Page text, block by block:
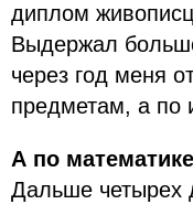
диплом
Выдержал
через год меня
предметам, а по
А по
Дальше четырех